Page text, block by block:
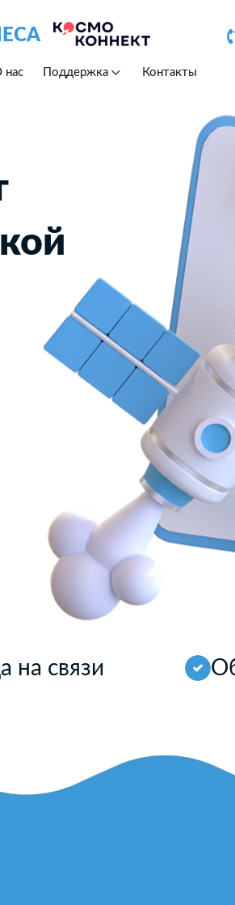
нас Поддержка Контакты
на связи